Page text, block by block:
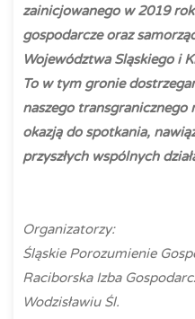
zainicjowanego w 2019
gospodarcze oraz
Województwa Sląskiego i
To w tym gronie
naszego transgranicznego
okazją do spotkania,
przyszłych wspólnych
Organizatorzy:
Śląskie Porozumienie
Raciborska Izba
Wodzisławiu Śl.